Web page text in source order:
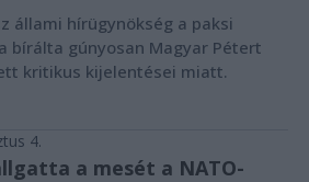
állami hírügynökség a paksi
bírálta gúnyosan Magyar Pétert
kritikus kijelentései miatt.
4.
a mesét a NATO-